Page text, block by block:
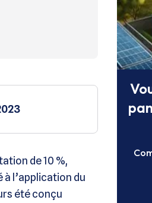
de 10 %,
l’application du
été conçu